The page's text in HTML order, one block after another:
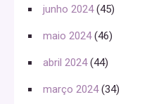
junho 2024(45)
maio 2024(46)
abril 2024(44)
março 2024(34)